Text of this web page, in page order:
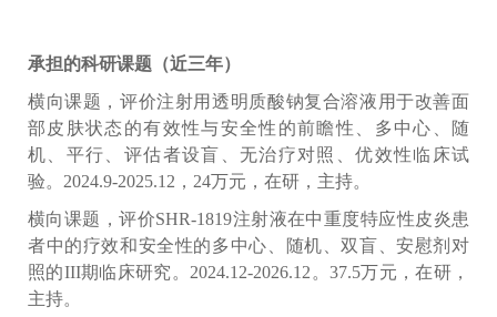
承担的科研课题（近三年）
横向课题，评价注射用透明质酸钠复合溶液用于改善面
部皮肤状态的有效性与安全性的前瞻性、多中心、随
机、平行、评估者设盲、无治疗对照、优效性临床试
验。 2024.9-2025.12 ， 24万元，在研，主持。
横向课题，评价SHR-1819注射液在中重度特应性皮炎患
者中的疗效和安全性的多中心、随机、双盲、安慰剂对
照的III期临床研究。 2024.12-2026.12 。 37.5万元，在研，
主持。